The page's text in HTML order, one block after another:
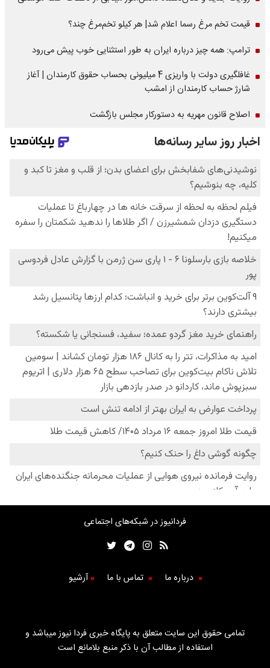
قیمت تخم مرغ رسما اعلام شد| هر کیلو تخم‌مرغ چند؟
ترامپ: همه چیز درباره ایران به طور استثنایی خوب پیش می‌رود
غافلگیری دولت با واریزی 4 میلیونی بحساب حقوق کارمندان | آغاز
شارژ حساب کارمندان از امشب
اصلاح قانون مهریه به دستورکار مجلس بازگشت
فردانیوز در شبکه‌های اجتماعی
درباره ما تماس با ما آرشیو
تمامی حقوق این سایت متعلق به پایگاه خبری فردا نیوز میباشد و
استفاده از مطالب آن با ذکر منبع بلامانع است